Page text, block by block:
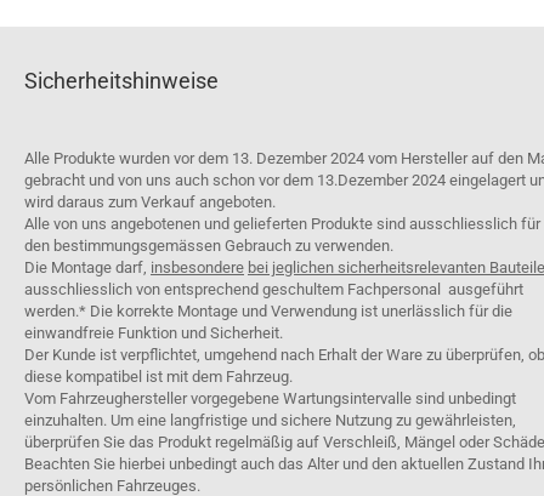
Sicherheitshinweise
Alle Produkte wurden vor dem 13. Dezember 2024 vom Hersteller auf den
gebracht und von uns auch schon vor dem 13.Dezember 2024 eingelagert
wird daraus zum Verkauf angeboten.
Alle von uns angebotenen und gelieferten Produkte sind ausschliesslich für
den bestimmungsgemässen Gebrauch zu verwenden.
Die Montage darf, insbesondere bei jeglichen sicherheitsrelevanten
ausschliesslich von entsprechend geschultem Fachpersonal ausgeführt
werden.* Die korrekte Montage und Verwendung ist unerlässlich für die
einwandfreie Funktion und Sicherheit.
Der Kunde ist verpflichtet, umgehend nach Erhalt der Ware zu überprüfen, ob
diese kompatibel ist mit dem Fahrzeug.
Vom Fahrzeughersteller vorgegebene Wartungsintervalle sind unbedingt
einzuhalten. Um eine langfristige und sichere Nutzung zu gewährleisten,
überprüfen Sie das Produkt regelmäßig auf Verschleiß, Mängel oder
Beachten Sie hierbei unbedingt auch das Alter und den aktuellen Zustand
persönlichen Fahrzeuges.